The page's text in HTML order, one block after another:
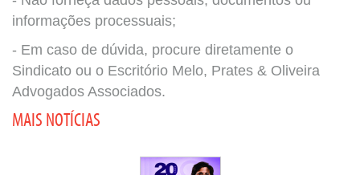
informações processuais;
- Em caso de dúvida, procure diretamente o
Sindicato ou o Escritório Melo, Prates & Oliveira
Advogados Associados.
MAIS NOTÍCIAS